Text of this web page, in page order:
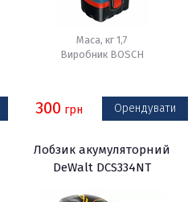
Маса, кг 1,7
Виробник BOSCH
300 грн Орендувати
Лобзик акумуляторний
DeWalt DCS334NT